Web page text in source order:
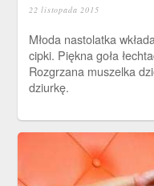
22 listopada 2015
Młoda nastolatka
cipki. Piękna goła
Rozgrzana muszelka
dziurkę.